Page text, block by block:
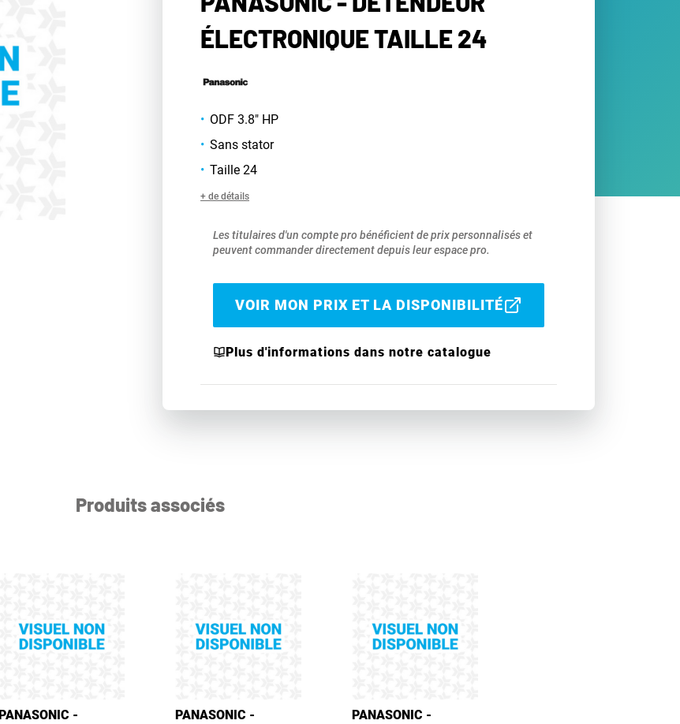
ÉLECTRONIQUE TAILLE 24
ODF 3.8" HP
Sans stator
Taille 24
+ de détails
Les titulaires d'un compte pro bénéficient de prix personnalisés et
peuvent commander directement depuis leur espace pro.
VOIR MON PRIX ET LA DISPONIBILITÉ
Plus d'informations dans notre catalogue
Produits associés
PANASONIC -
PANASONIC -
PANASONIC -